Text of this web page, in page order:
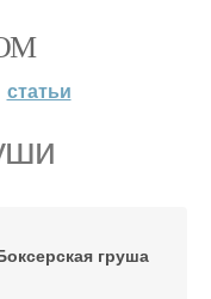
статьи
груша